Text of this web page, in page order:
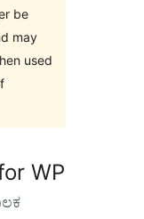
be
may
used
WP